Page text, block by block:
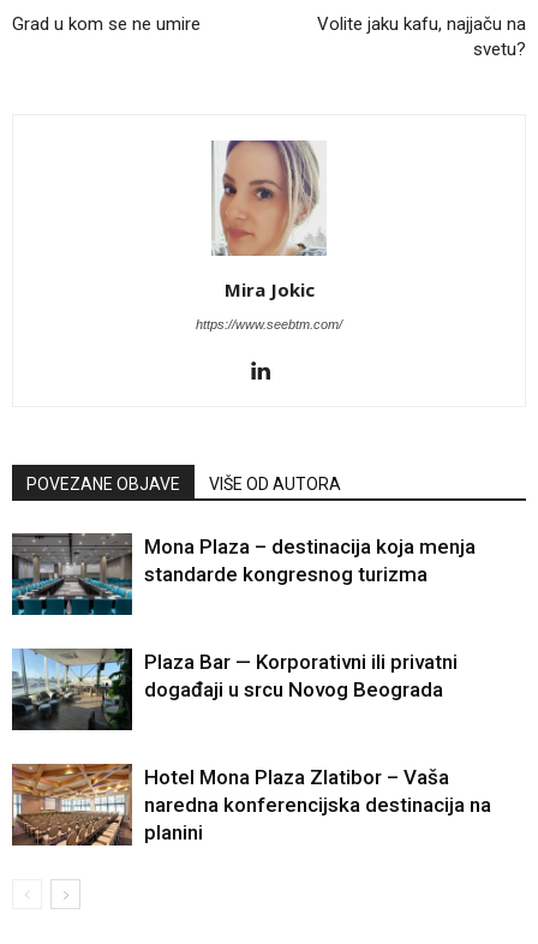
Grad u kom se ne umire
Volite jaku kafu, najjaču na
svetu?
Mira Jokic
https://www.seebtm.com/
POVEZANE OBJAVE VIŠE OD AUTORA
Mona Plaza – destinacija koja menja
standarde kongresnog turizma
Plaza Bar — Korporativni ili privatni
događaji u srcu Novog Beograda
Hotel Mona Plaza Zlatibor – Vaša
naredna konferencijska destinacija na
planini